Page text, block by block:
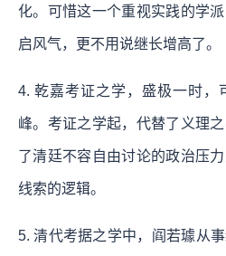
化。可惜这一个重视实践的学
启风气，更不用说继长增高了。
4. 乾嘉考证之学，盛极一时，
峰。考证之学起，代替了义理
了清廷不容自由讨论的政治压
线索的逻辑。
5. 清代考据之学中，阎若璩从